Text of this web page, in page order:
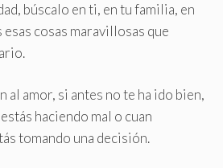
búscalo en ti, en tu familia, en
cosas maravillosas que
al amor, si antes no te ha ido bien,
haciendo mal o cuan
tomando una decisión.